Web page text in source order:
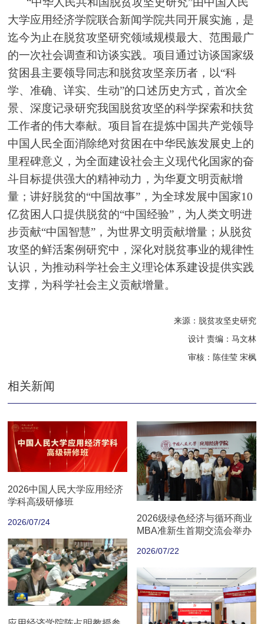
大学应用经济学院联合新闻学院共同开展实施，是
迄今为止在脱贫攻坚研究领域规模最大、范围最广
的一次社会调查和访谈实践。项目通过访谈国家级
贫困县主要领导同志和脱贫攻坚亲历者，以“科
学、准确、详实、生动”的口述历史方式，首次全
景、深度记录研究我国脱贫攻坚的科学探索和扶贫
工作者的伟大奉献。项目旨在提炼中国共产党领导
中国人民全面消除绝对贫困在中华民族发展史上的
里程碑意义，为全面建设社会主义现代化国家的奋
斗目标提供强大的精神动力，为华夏文明贡献增
量；讲好脱贫的“中国故事”，为全球发展中国家10
亿贫困人口提供脱贫的“中国经验”，为人类文明进
步贡献“中国智慧”，为世界文明贡献增量；从脱贫
攻坚的鲜活案例研究中，深化对脱贫事业的规律性
认识，为推动科学社会主义理论体系建设提供实践
支撑，为科学社会主义贡献增量。
来源：脱贫攻坚史研究
设计 责编：马文林
审核： 陈佳莹宋枫
相关新闻
2026中国人民大学应用经济
学科高级研修班
2026/07/24
2026级绿色经济与循环商业
MBA准新生首期交流会举办
2026/07/22